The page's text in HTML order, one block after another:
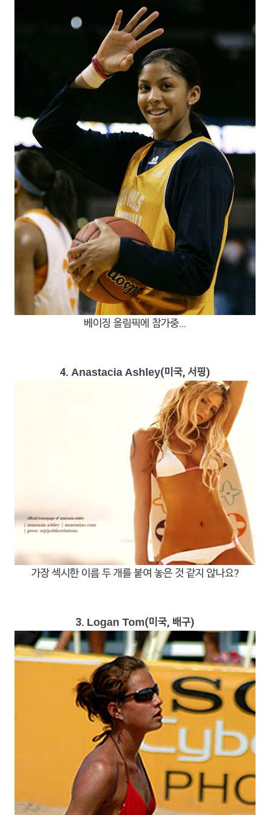
베이징 올림픽에 참가중...
4. Anastacia Ashley(미국, 서핑)
가장 섹시한 이름 두 개를 붙여 놓은 것 같지 않나요?
3. Logan Tom(미국, 배구)